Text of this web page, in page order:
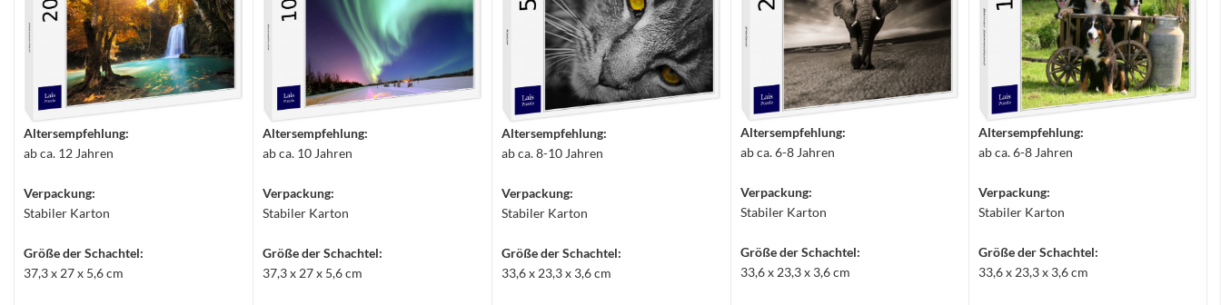
Altersempfehlung:
ab ca. 12 Jahren
Verpackung:
Stabiler Karton
Größe der Schachtel:
37,3 x 27 x 5,6 cm
Altersempfehlung:
ab ca. 10 Jahren
Verpackung:
Stabiler Karton
Größe der Schachtel:
37,3 x 27 x 5,6 cm
Altersempfehlung:
ab ca. 8-10 Jahren
Verpackung:
Stabiler Karton
Größe der Schachtel:
33,6 x 23,3 x 3,6 cm
Altersempfehlung:
ab ca. 6-8 Jahren
Verpackung:
Stabiler Karton
Größe der Schachtel:
33,6 x 23,3 x 3,6 cm
Altersempfehlung:
ab ca. 6-8 Jahren
Verpackung:
Stabiler Karton
Größe der Schachtel:
33,6 x 23,3 x 3,6 cm